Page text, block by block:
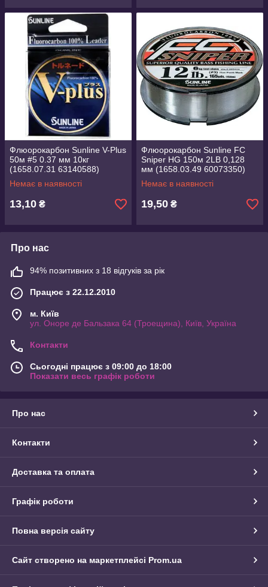
Флюорокарбон Sunline V-Plus
50м #5 0.37 мм 10кг
(1658.07.31 63140588)
Немає в наявності
13,10 ₴
Флюорокарбон Sunline FC
Sniper HG 150м 2LB 0,128
мм (1658.03.49 60073350)
Немає в наявності
19,50 ₴
Про нас
94% позитивних з 18 відгуків за рік
Працює з 22.12.2010
м. Київ
ул. Оноре де Бальзака 64 (Троещина), Київ, Україна
Контакти
Сьогодні працює з 09:00 до 18:00
Показати весь графік роботи
Про нас
Контакти
Доставка та оплата
Графік роботи
Повна версія сайту
Сайт створено на маркетплейсі Prom.ua